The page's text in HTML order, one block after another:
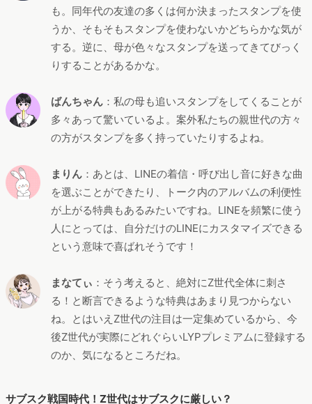
も。同年代の友達の多くは何か決まったスタンプを使
うか、そもそもスタンプを使わないかどちらかな気が
する。逆に、母が色々なスタンプを送ってきてびっく
りすることがあるかな。
ばんちゃん ：私の母も追いスタンプをしてくることが
多々あって驚いているよ。案外私たちの親世代の方々
の方がスタンプを多く持っていたりするよね。
まりん ：あとは、LINEの着信・呼び出し音に好きな曲
を選ぶことができたり、トーク内のアルバムの利便性
が上がる特典もあるみたいですね。LINEを頻繁に使う
人にとっては、自分だけのLINEにカスタマイズできる
という意味で喜ばれそうです！
まなてぃ ：そう考えると、絶対にZ世代全体に刺さ
る！と断言できるような特典はあまり見つからない
ね。とはいえZ世代の注目は一定集めているから、今
後Z世代が実際にどれぐらいLYPプレミアムに登録する
のか、気になるところだね。
サブスク戦国時代！Z世代はサブスクに厳しい？